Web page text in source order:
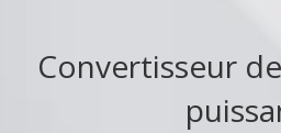
Convertisseur